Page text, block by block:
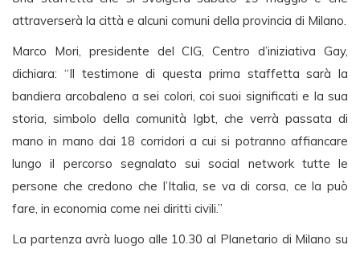
attraverserà la città e alcuni comuni della provincia di Milano.
Marco Mori, presidente del CIG, Centro d’iniziativa Gay,
dichiara: “Il testimone di questa prima staffetta sarà la
bandiera arcobaleno a sei colori, coi suoi significati e la sua
storia, simbolo della comunità lgbt, che verrà passata di
mano in mano dai 18 corridori a cui si potranno affiancare
lungo il percorso segnalato sui social network tutte le
persone che credono che l’Italia, se va di corsa, ce la può
fare, in economia come nei diritti civili.”
La partenza avrà luogo alle 10.30 al Planetario di Milano su